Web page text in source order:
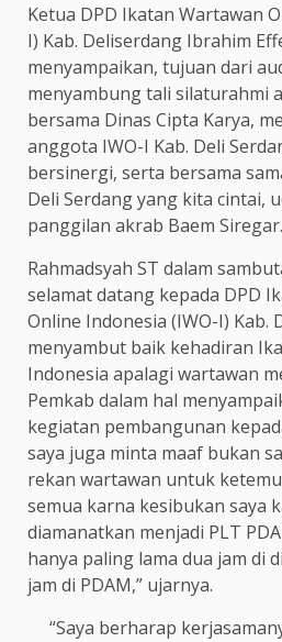
Ketua DPD Ikatan Wartawan
I) Kab. Deliserdang Ibrahim
menyampaikan, tujuan dari
menyambung tali silaturahmi
bersama Dinas Cipta Karya,
anggota IWO-I Kab. Deli
bersinergi, serta bersama
Deli Serdang yang kita cintai,
panggilan akrab Baem Siregar.
Rahmadsyah ST dalam
selamat datang kepada DPD
Online Indonesia (IWO-I) Kab.
menyambut baik kehadiran
Indonesia apalagi wartawan
Pemkab dalam hal
kegiatan pembangunan
saya juga minta maaf bukan
rekan wartawan untuk
semua karna kesibukan saya
diamanatkan menjadi PLT
hanya paling lama dua jam di
jam di PDAM,” ujarnya.
“Saya berharap